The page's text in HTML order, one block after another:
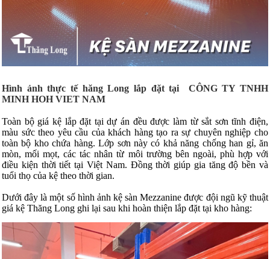
Hình ảnh thực tế hăng Long lắp đặt tại
CÔNG TY TNHH
MINH HOH VIET NAM
Toàn bộ giá kệ lắp đặt tại dự án đều được làm từ sắt sơn tĩnh điện,
màu sức theo yêu cầu của khách hàng tạo ra sự chuyên nghiệp cho
toàn bộ kho chứa hàng. Lớp sơn này có khả năng chống han gỉ, ăn
mòn, mối mọt, các tác nhân từ môi trường bên ngoài, phù hợp với
điều kiện thời tiết tại Việt Nam. Đồng thời giúp gia tăng độ bền và
tuổi thọ của kệ theo thời gian.
Dưới đây là một số hình ảnh kệ sànMezzanine được đội ngũ kỹ thuật
giá kệ Thăng Long ghi lại sau khi hoàn thiện lắp đặt tại kho hàng: